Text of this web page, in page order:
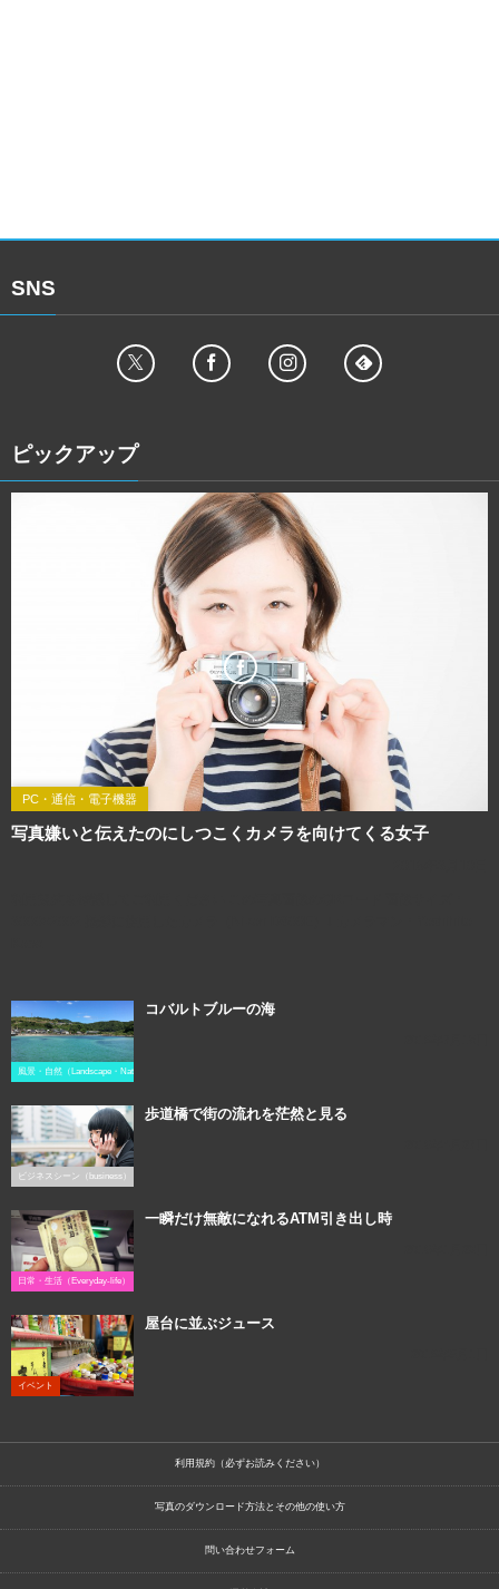
SNS
ピックアップ
PC・通信・電子機器
写真嫌いと伝えたのにしつこくカメラを向けてくる女子
風景・自然（Landscape・Natural）
コバルトブルーの海
ビジネスシーン（business）
歩道橋で街の流れを茫然と見る
日常・生活（Everyday-life）
一瞬だけ無敵になれるATM引き出し時
イベント
屋台に並ぶジュース
利用規約（必ずお読みください）
写真のダウンロード方法とその他の使い方
問い合わせフォーム